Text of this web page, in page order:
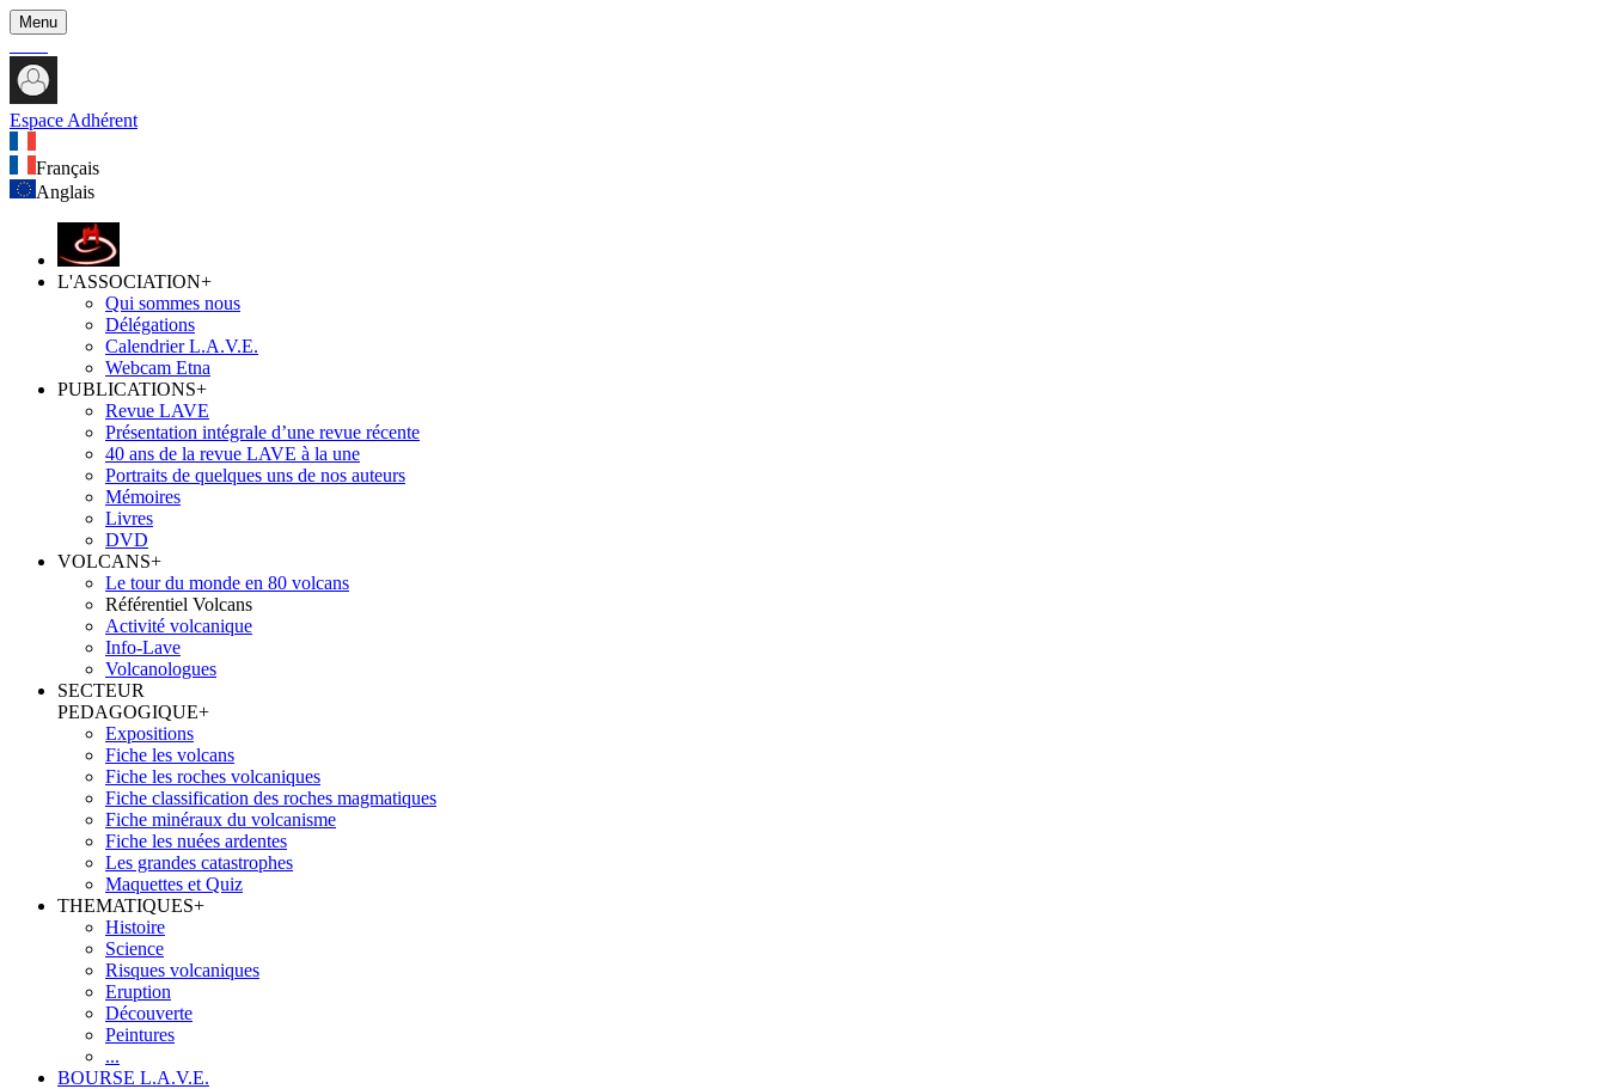
Menu
Espace Adhérent
Français
Anglais
L'ASSOCIATION+
Qui sommes nous
Délégations
Calendrier L.A.V.E.
Webcam Etna
PUBLICATIONS+
Revue LAVE
Présentation intégrale d’une revue récente
40 ans de la revue LAVE à la une
Portraits de quelques uns de nos auteurs
Mémoires
Livres
DVD
VOLCANS+
Le tour du monde en 80 volcans
Référentiel Volcans
Activité volcanique
Info-Lave
Volcanologues
SECTEUR
PEDAGOGIQUE+
Expositions
Fiche les volcans
Fiche les roches volcaniques
Fiche classification des roches magmatiques
Fiche minéraux du volcanisme
Fiche les nuées ardentes
Les grandes catastrophes
Maquettes et Quiz
THEMATIQUES+
Histoire
Science
Risques volcaniques
Eruption
Découverte
Peintures
...
BOURSE L.A.V.E.